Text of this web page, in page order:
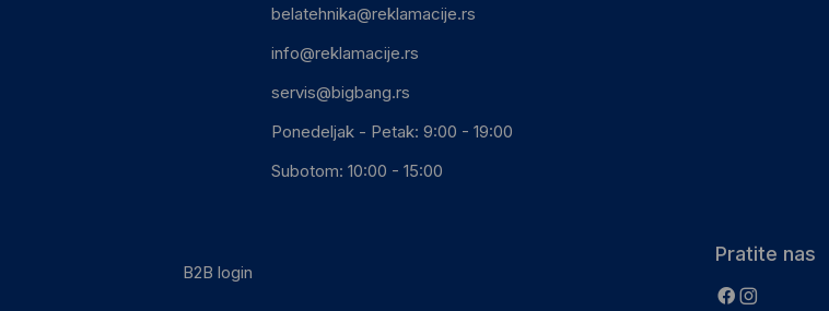
belatehnika@reklamacije.rs
info@reklamacije.rs
servis@bigbang.rs
Ponedeljak - Petak: 9:00 - 19:00
Subotom: 10:00 - 15:00
B2B login
Pratite nas